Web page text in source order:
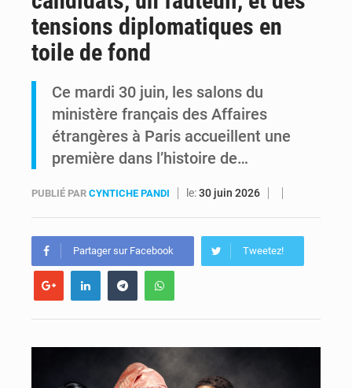
RDC : Kinshasa annonce des analyses croisées après des allégations sur des traces d’uranium dans le cobalt exporté
tensions diplomatiques en
toile de fond
Ce mardi 30 juin, les salons du
ministère français des Affaires
étrangères à Paris accueillent une
première dans l’histoire de…
PUBLIÉ PAR CYNTICHE PANDI le:30 juin 2026
Partager sur Facebook Tweetez!